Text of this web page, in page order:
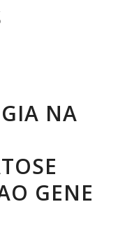
NA
GENE